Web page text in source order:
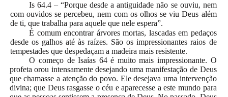
Is 64.4 – “Porque desde a antiguidade não se ouviu, nem
com ouvidos se percebeu, nem com os olhos se viu Deus além
de ti, que trabalha para aquele que nele espera”.
É comum encontrar árvores mortas, lascadas em pedaços
desde os galhos até às raízes. São os impressionantes raios de
tempestades que despedaçam a madeira mais resistente.
O começo de Isaías 64 é muito mais impressionante. O
profeta orou intensamente desejando uma manifestação de Deus
que chamasse a atenção do povo. Ele desejava uma intervenção
divina; que Deus rasgasse o céu e aparecesse a este mundo para